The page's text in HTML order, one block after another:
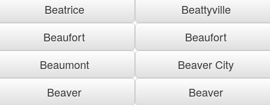
Beatrice
Beattyville
Beaufort
Beaufort
Beaumont
Beaver City
Beaver
Beaver